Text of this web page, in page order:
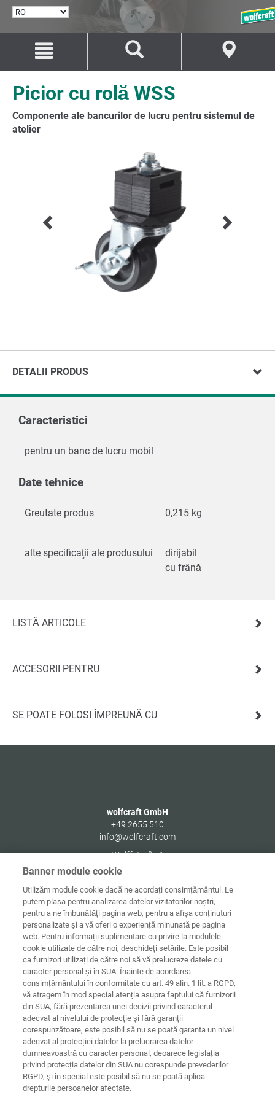
SELECTARE
conținut
navigare
Picior cu rolă WSS
Componente ale bancurilor de lucru pentru sistemul de
atelier
DETALII PRODUS
Caracteristici
pentru un banc de lucru mobil
Date tehnice
Greutate produs 0,215 kg
alte specificaţii ale produsului
dirijabil
cu frână
LISTĂ ARTICOLE
ACCESORII PENTRU
SE POATE FOLOSI ÎMPREUNĂ CU
wolfcraft GmbH
+49 2655 510
info@wolfcraft.com
Wolffstraße 1
56746
Acasă
Date de
contact
Informaţii
juridice
Protecţia
datelor
Termeni și
condiții
Directive
privind cookie-
urile Conectare
Declarație
privind
accesibilitatea
Setări cookie-uri
Banner module cookie
Utilizăm module cookie dacă ne acordați consimțământul. Le
putem plasa pentru analizarea datelor vizitatorilor noștri,
pentru a ne îmbunătăți pagina web, pentru a afișa conținuturi
personalizate și a vă oferi o experiență minunată pe pagina
web. Pentru informații suplimentare cu privire la modulele
cookie utilizate de către noi, deschideți setările. Este posibil
ca furnizori utilizați de către noi să vă prelucreze datele cu
caracter personal și în SUA. Înainte de acordarea
consimțământului în conformitate cu art. 49 alin. 1 lit. a RGPD,
vă atragem în mod special atenția asupra faptului că furnizorii
din SUA, fără prezentarea unei decizii privind caracterul
adecvat al nivelului de protecție și fără garanții
corespunzătoare, este posibil să nu se poată garanta un nivel
adecvat al protecției datelor la prelucrarea datelor
dumneavoastră cu caracter personal, deoarece legislația
privind protecția datelor din SUA nu corespunde prevederilor
RGPD, şi în special este posibil să nu se poată aplica
drepturile persoanelor afectate.